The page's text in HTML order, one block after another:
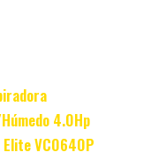
Original
price
was:
$ 499.900.
is:
$ 459.900.